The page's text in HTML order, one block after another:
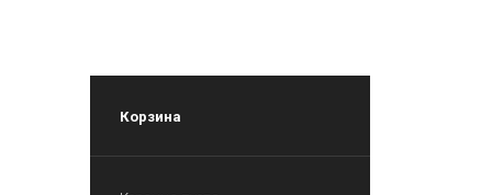
Корзина